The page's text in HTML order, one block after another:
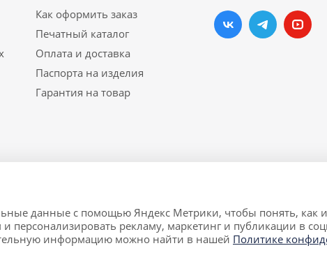
Как оформить заказ
Печатный каталог
Оплата и доставка
Паспорта на изделия
Гарантия на товар
в Екатеринбурге.
информационный характер и ни при каких
Российской Федерации.
данные с помощью Яндекс Метрики, чтобы понять, как
персонализировать рекламу, маркетинг и публикации в
информацию можно найти в нашей Политике